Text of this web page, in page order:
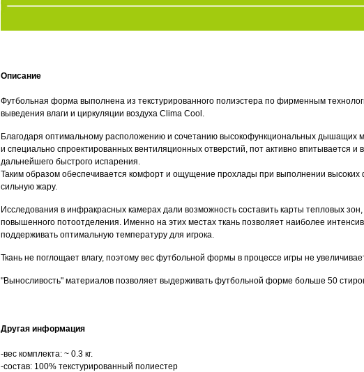
Описание
Футбольная форма выполнена из текстурированного полиэстера по фирменным
выведения влаги и циркуляции воздуха Clima Cool.
Благодаря оптимальному расположению и сочетанию высокофункциональных дышащих
и специально спроектированных вентиляционных отверстий, пот активно впитывается и
дальнейшего быстрого испарения.
Таким образом обеспечивается комфорт и ощущение прохлады при выполнении высоких
сильную жару.
Исследования в инфракрасных камерах дали возможность составить карты тепловых
повышенного потоотделения. Именно на этих местах ткань позволяет наиболее
поддерживать оптимальную температуру для игрока.
Ткань не поглощает влагу, поэтому вес футбольной формы в процессе игры не
"Выносливость" материалов позволяет выдерживать футбольной форме больше 50
Другая информация
-вес комплекта: ~ 0.3 кг.
-состав: 100% текстурированный полиестер